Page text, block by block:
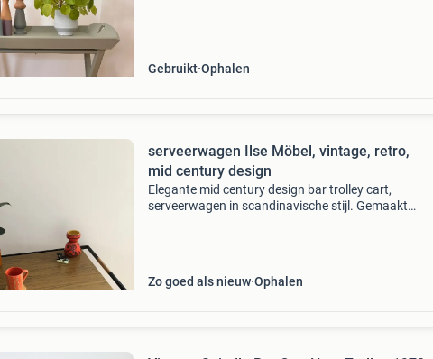
Gebruikt Ophalen
serveerwagen Ilse Möbel, vintage, retro,
mid century design
Elegante mid century design bar trolley cart,
serveerwagen in scandinavische stijl. Gemaakt
Zo goed als nieuw Ophalen